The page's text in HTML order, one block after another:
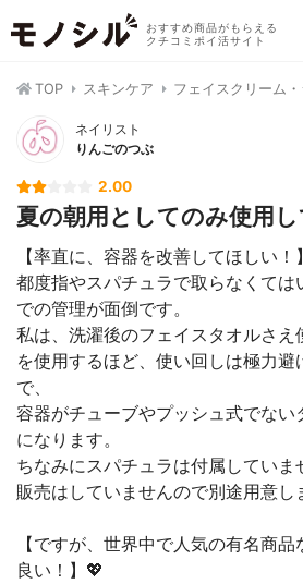
おすすめ商品がもらえる
クチコミポイ活サイト
TOP スキンケア フェイスクリーム
ネイリスト
りんごのつぶ
2.00
夏の朝用としてのみ使用
【率直に、容器を改善してほしい！
都度指やスパチュラで取らなくては
での管理が面倒です。
私は、洗濯後のフェイスタオルさえ
を使用するほど、使い回しは極力
で、
容器がチューブやプッシュ式でない
になります。
ちなみにスパチュラは付属していま
販売はしていませんので別途用意し
【ですが、世界中で人気の有名商
良い！】💖